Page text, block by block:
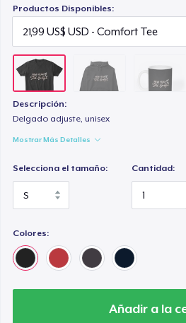
Productos Disponibles:
Descripción:
Delgado adjuste, unisex
Mostrar Más Detalles
Selecciona el tamaño: Cantidad:
Colores:
Añadir a la